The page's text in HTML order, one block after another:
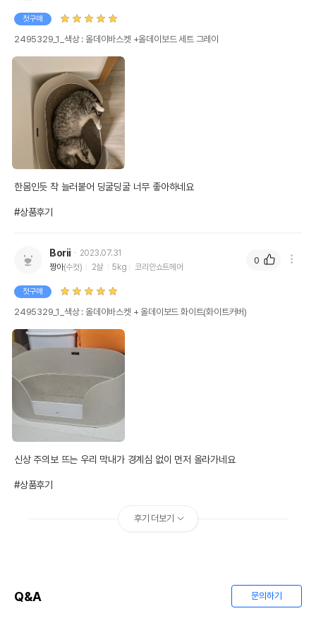
첫구매
2495329_1_색상 : 올데이바스켓 +올데이보드 세트 그레이
한몸인듯 착 늘러붙어 딩굴딩굴 너무 좋아하네요
#상품후기
Borii
2023.07.31
짱아(수컷) 2살 5kg 코리안쇼트헤어
첫구매
2495329_1_색상 : 올데이바스켓 + 올데이보드 화이트(화이트커버)
신상 주의보 뜨는 우리 막내가 경계심 없이 먼저 올라가네요
#상품후기
0
후기 더보기
Q&A 문의하기